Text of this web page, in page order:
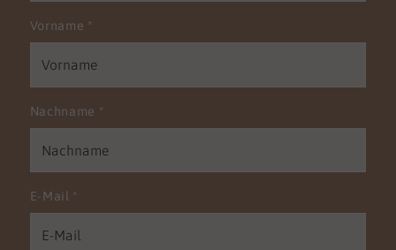
Vorname *
Nachname *
E-Mail *